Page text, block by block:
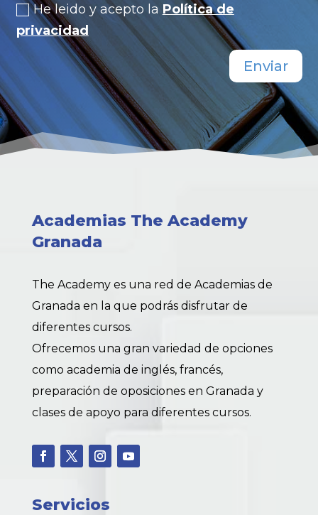
He leido y acepto la Política de
privacidad
Enviar
Academias The Academy
Granada
The Academy es una red de Academias de
Granada en la que podrás disfrutar de
diferentes cursos.
Ofrecemos una gran variedad de opciones
como academia de inglés, francés,
preparación de oposiciones en Granada y
clases de apoyo para diferentes cursos.
Servicios